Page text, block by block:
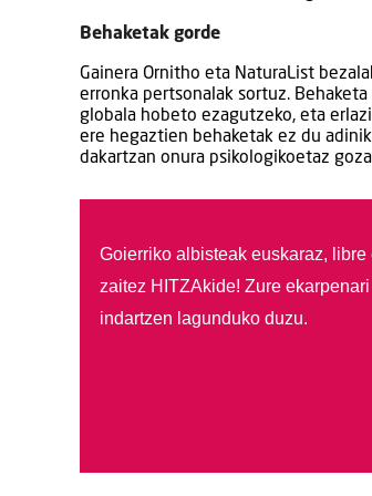
Behaketak gorde
Gainera Ornitho eta NaturaList
erronka pertsonalak sortuz.
globala hobeto ezagutzeko, eta
ere hegaztien behaketak ez du
dakartzan onura psikologikoetaz
Goierriko albisteak euskaraz,
zaitez HITZAkide! Zure
indartzen lagunduko duzu.